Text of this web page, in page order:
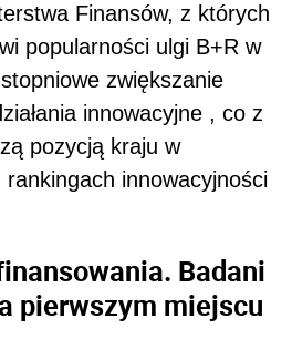
Finansów, z których
popularności ulgi B+R w
zwiększanie
innowacyjne , co z
pozycją kraju w
innowacyjności
Badani
pierwszym miejscu